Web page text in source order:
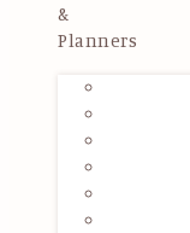
&
Planners